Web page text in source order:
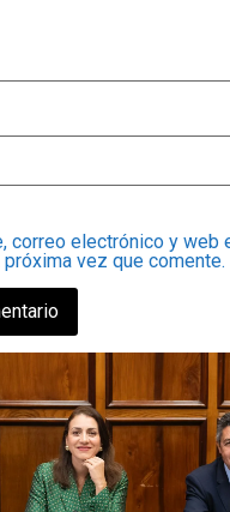
correo electrónico y web
vez que comente.